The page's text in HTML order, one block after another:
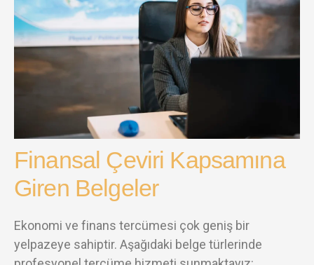
Finansal Çeviri Kapsamına
Giren Belgeler
Ekonomi ve finans tercümesi çok geniş bir
yelpazeye sahiptir. Aşağıdaki belge türlerinde